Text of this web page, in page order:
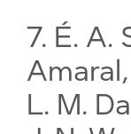
7. É. A.
L. M.